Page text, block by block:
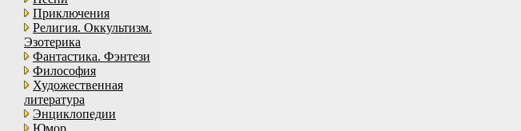
Приключения
Религия. Оккультизм.
Эзотерика
Фантастика. Фэнтези
Философия
Художественная
литература
Энциклопедии
Юмор